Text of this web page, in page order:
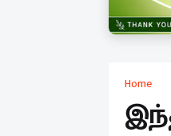
Home